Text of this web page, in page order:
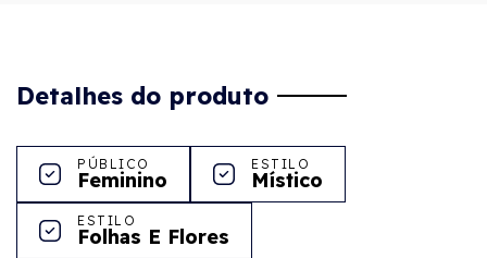
Detalhes do produto
PÚBLICO
Feminino
ESTILO
Místico
ESTILO
Folhas E Flores